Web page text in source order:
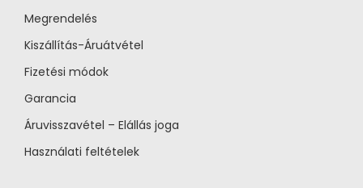
Megrendelés
Kiszállítás-Áruátvétel
Fizetési módok
Garancia
Áruvisszavétel – Elállás joga
Használati feltételek